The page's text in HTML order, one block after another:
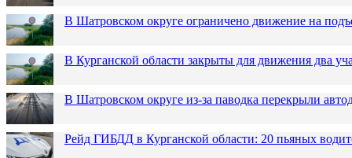
В Шатровском округе ограничено движение на
В Курганской области закрыты для движения два
В Шатровском округе из-за паводка перекрыли
Рейд ГИБДД в Курганской области: 20 пьяных